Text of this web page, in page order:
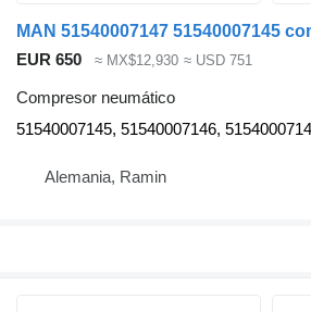
EUR 650 ≈ MX$12,930 ≈ USD 751
Compresor neumático
51540007145, 51540007146,
Alemania, Ramin